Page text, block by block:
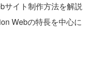
サイト制作方法を解説
Webの特長を中心に